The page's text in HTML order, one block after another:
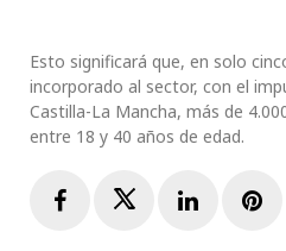
Esto significará que, en solo
incorporado al sector, con el
Castilla-La Mancha, más de
entre 18 y 40 años de edad.
FacebookTwitterLinkedIn